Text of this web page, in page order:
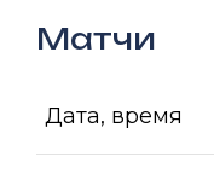
Матчи
Дата, время